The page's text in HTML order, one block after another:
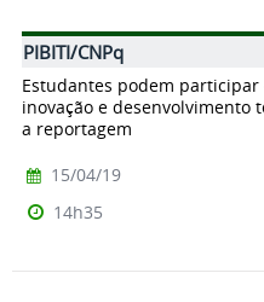
PIBITI/CNPq
Estudantes podem
inovação e desenvolvimento
a reportagem
15/04/19
14h35